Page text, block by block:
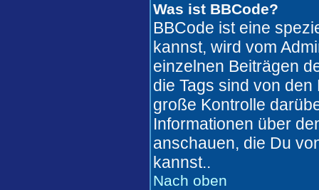
Was ist BBCode?
BBCode ist eine
kannst, wird vom
einzelnen Beiträgen
die Tags sind von
große Kontrolle
Informationen über
anschauen, die Du
kannst..
Nach oben